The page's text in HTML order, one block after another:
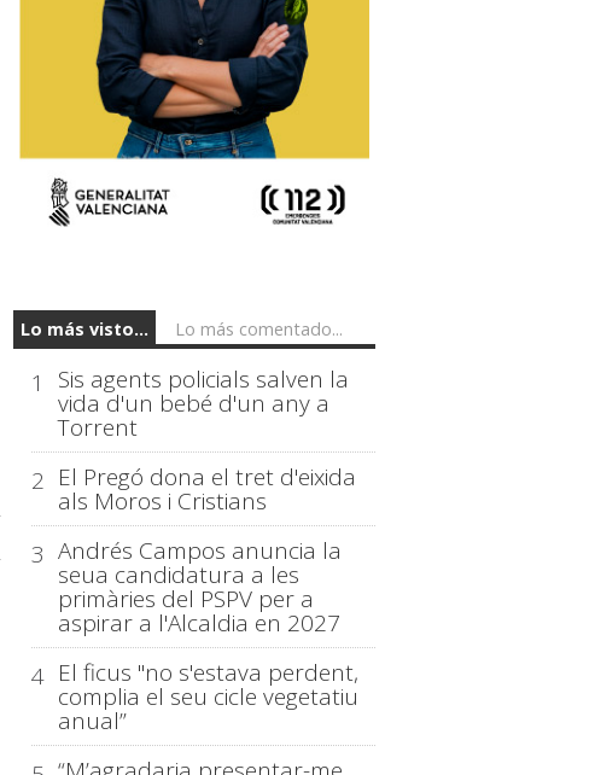
Lo más visto... Lo más comentado...
1 Sis agents policials salven la
vida d'un bebé d'un any a
Torrent
2 El Pregó dona el tret d'eixida
als Moros i Cristians
3 Andrés Campos anuncia la
seua candidatura a les
primàries del PSPV per a
aspirar a l'Alcaldia en 2027
4 El ficus "no s'estava perdent,
complia el seu cicle vegetatiu
anual”